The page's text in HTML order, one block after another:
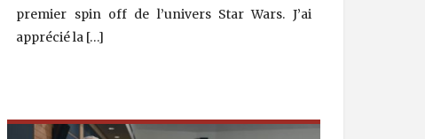
premier spin off de l’univers Star Wars. J’ai
apprécié la […]